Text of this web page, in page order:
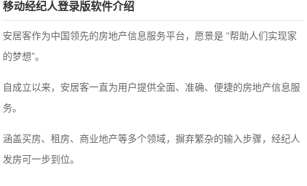
移动经纪人登录版软件介绍
安居客作为中国领先的房地产信息服务平台，愿景是 “帮助人们实现家
的梦想”。
自成立以来，安居客一直为用户提供全面、准确、便捷的房地产信息服
务。
涵盖买房、租房、商业地产等多个领域，摒弃繁杂的输入步骤，经纪人
发房可一步到位。